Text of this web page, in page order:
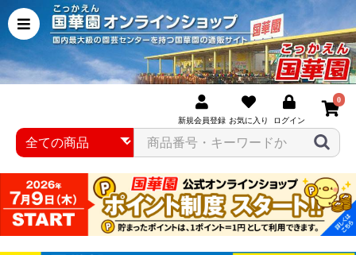
新規会員登録 お気に入り ログイン
0